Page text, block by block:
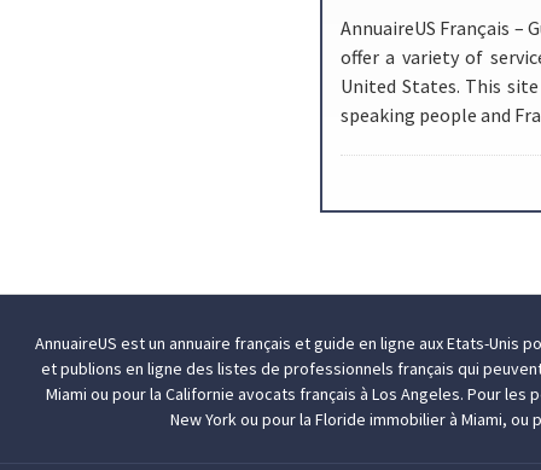
AnnuaireUS Français –
offer a variety of
United States. This
speaking people and
AnnuaireUS est un annuaire français et guide en ligne aux Etats-Unis
et publions en ligne des listes de professionnels français qui
Miami ou pour la Californieavocats français à Los Angeles. Pour les
New Yorkou pour la Florideimmobilier à Miami, ou